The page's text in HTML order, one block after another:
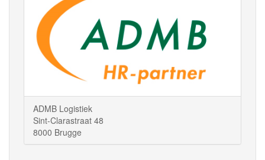
ADMB Logistiek
Sint-Clarastraat 48
8000 Brugge